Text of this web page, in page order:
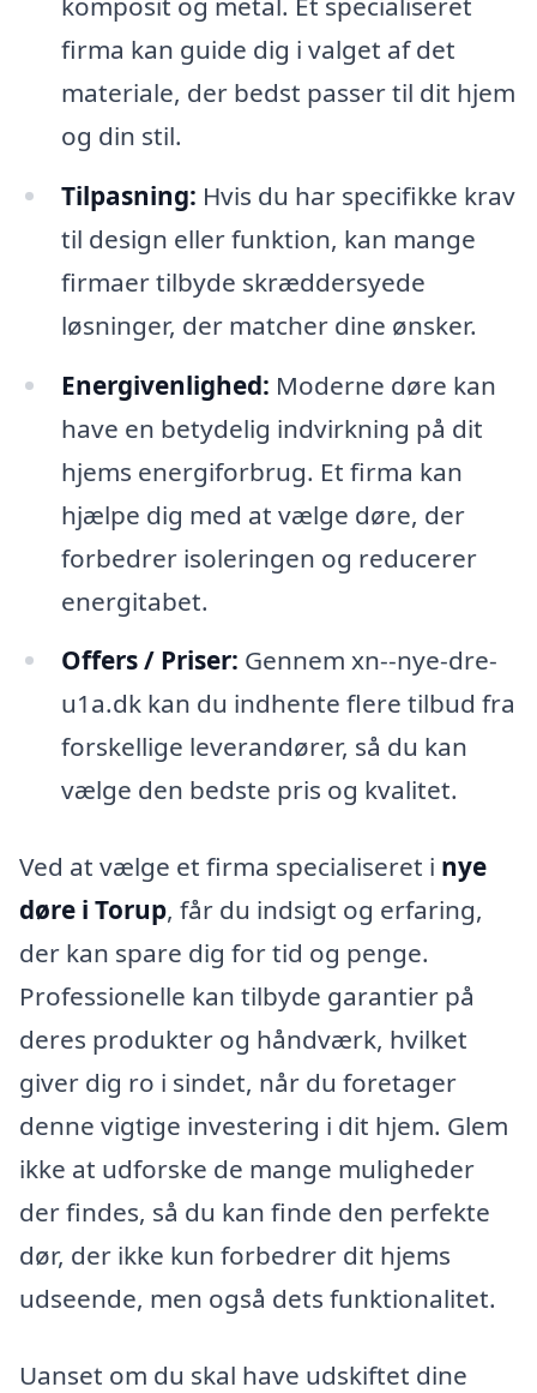
firma kan guide dig i valget af det
materiale, der bedst passer til dit hjem
og din stil.
Tilpasning: Hvis du har specifikke krav
til design eller funktion, kan mange
firmaer tilbyde skræddersyede
løsninger, der matcher dine ønsker.
Energivenlighed: Moderne døre kan
have en betydelig indvirkning på dit
hjems energiforbrug. Et firma kan
hjælpe dig med at vælge døre, der
forbedrer isoleringen og reducerer
energitabet.
Offers / Priser: Gennem xn--nye-dre-
u1a.dk kan du indhente flere tilbud fra
forskellige leverandører, så du kan
vælge den bedste pris og kvalitet.
Ved at vælge et firma specialiseret i nye
døre i Torup, får du indsigt og erfaring,
der kan spare dig for tid og penge.
Professionelle kan tilbyde garantier på
deres produkter og håndværk, hvilket
giver dig ro i sindet, når du foretager
denne vigtige investering i dit hjem. Glem
ikke at udforske de mange muligheder
der findes, så du kan finde den perfekte
dør, der ikke kun forbedrer dit hjems
udseende, men også dets funktionalitet.
Uanset om du skal have udskiftet dine